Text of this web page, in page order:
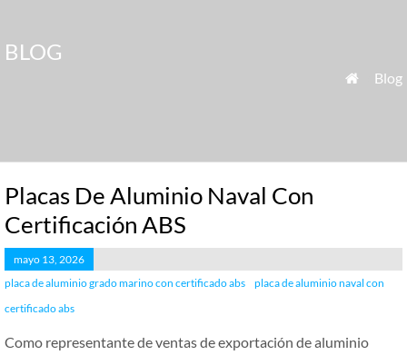
BLOG
 Blog
Placas De Aluminio Naval Con
Certificación ABS
mayo 13, 2026
placa de aluminio grado marino con certificado abs
placa de aluminio naval con
certificado abs
Como representante de ventas de exportación de aluminio